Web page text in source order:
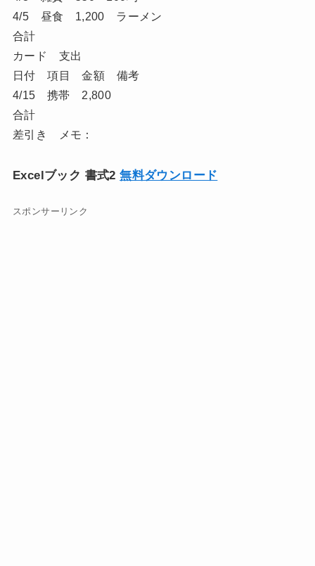
4/5 昼食 1,200 ラーメン
合計
カード 支出
日付 項目 金額 備考
4/15 携帯 2,800
合計
差引き メモ：
Excelブック 書式2無料ダウンロード
スポンサーリンク